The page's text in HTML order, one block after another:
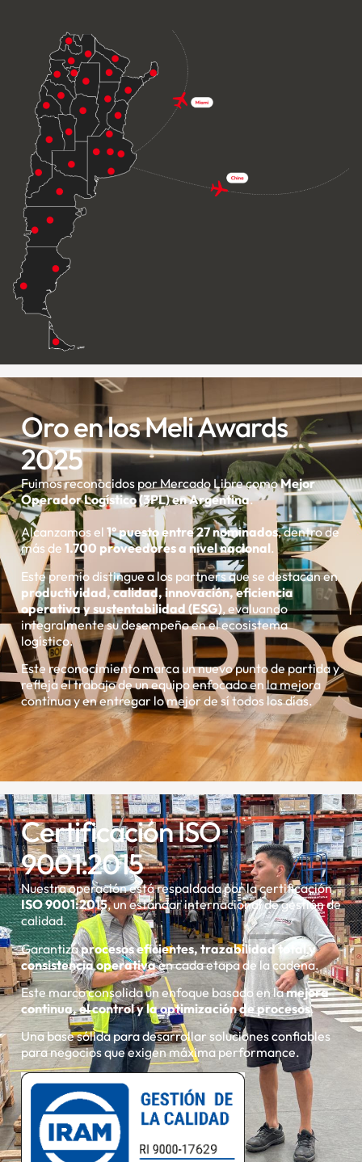
Oro en los Meli Awards
2025
Fuimos reconocidos por Mercado Libre comoMejor
Operador Logístico (3PL) en Argentina.
Alcanzamos el 1° puesto entre 27 nominados, dentro de
más de 1.700 proveedores a nivel nacional.
Este premio distingue a los partners que se destacan en
productividad, calidad, innovación, eficiencia
operativa y sustentabilidad (ESG), evaluando
integralmente su desempeño en el ecosistema
logístico.
Este reconocimiento marca un nuevo punto de partida y
refleja el trabajo de un equipo enfocado en la mejora
continua y en entregar lo mejor de sí todos los días.
Certificación ISO
9001:2015
Nuestra operación está respaldada por la certificación
ISO9001:2015, un estándar internacional de gestión de
calidad.
Garantizaprocesos eficientes, trazabilidad total y
consistencia operativaen cada etapa de la cadena.
Este marco consolida un enfoque basado en lamejora
continua, el control y la optimización de procesos.
Una base sólida para desarrollar soluciones confiables
para negocios que exigen máxima performance.